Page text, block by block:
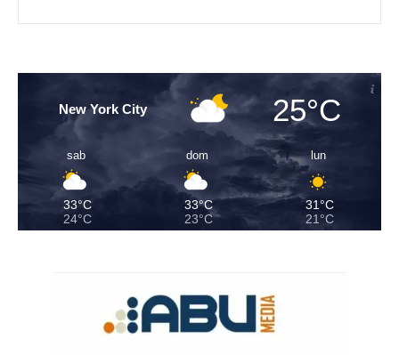
New York City 25°C
sab
33°C
24°C
dom
33°C
23°C
lun
31°C
21°C